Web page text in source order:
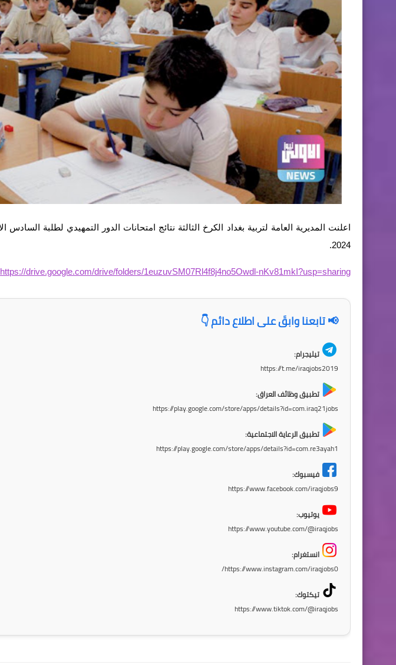
2024.
https://drive.google.com/drive/folders/1euzuvSM07Rl4f8j4no5Owdl-nKv81mkI?usp=sharing
📢 تابعنا وابقَ على اطلاع دائم 👇
تيليجرام:
https://t.me/iraqjobs2019
تطبيق وظائف العراق:
https://play.google.com/store/apps/details?id=com.iraq21jobs
تطبيق الرعاية الاجتماعية:
https://play.google.com/store/apps/details?id=com.re3ayah1
فيسبوك:
https://www.facebook.com/iraqjobs9
يوتيوب:
https://www.youtube.com/@iraqjobs
انستغرام:
https://www.instagram.com/iraqjobs0/
تيكتوك:
https://www.tiktok.com/@iraqjobs